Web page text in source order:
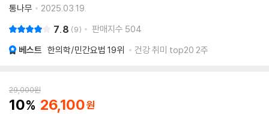
통나무
2025.03.19.
7.8 9 판매지수 504
베스트 한의학/민간요법 19위 건강 취미 top20 2주
29,000원
10 26,100